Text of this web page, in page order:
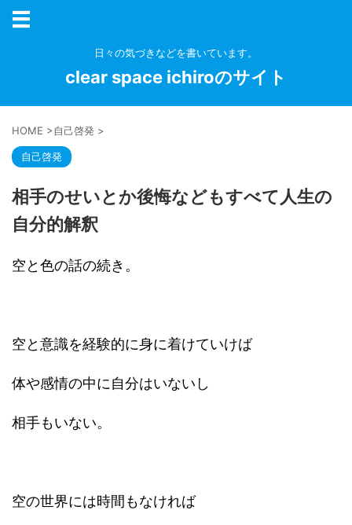
日々の気づきなどを書いています。
clear space ichiroのサイト
HOME >自己啓発 >
自己啓発
相手のせいとか後悔などもすべて人生の
自分的解釈
空と色の話の続き。
空と意識を経験的に身に着けていけば
体や感情の中に自分はいないし
相手もいない。
空の世界には時間もなければ